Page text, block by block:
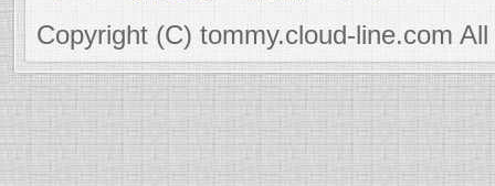
Copyright (C) tommy.cloud-line.com